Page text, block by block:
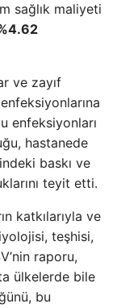
sağlık maliyeti
ve zayıf
enfeksiyonları
hastanede
baskı ve
teyit etti.
katkılarıyla ve
teşhisi,
raporu,
ülkelerde bile
bu